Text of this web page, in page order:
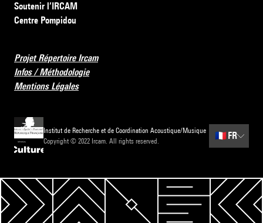
Soutenir l’IRCAM
Centre Pompidou
Projet Répertoire Ircam
Infos / Méthodologie
Mentions Légales
Institut de Recherche et de Coordination Acoustique/Musique
Copyright © 2022 Ircam. All rights reserved.
🇫🇷 FR